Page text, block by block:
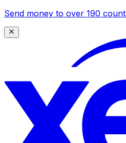
Send money to over 190